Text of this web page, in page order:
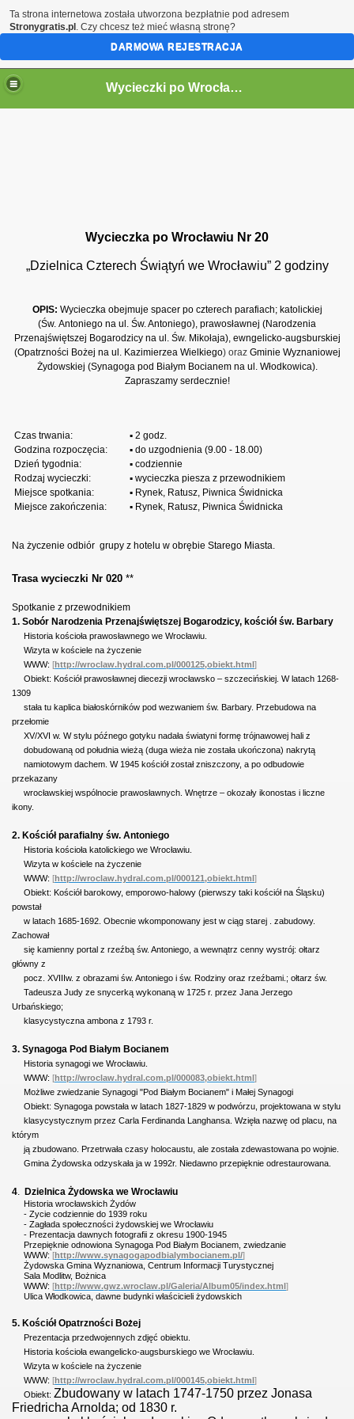
Wycieczki po Wrocławiu
Wycieczka po Wrocławiu Nr 20
„Dzielnica Czterech Świątyń we Wrocławiu” 2 godziny
OPIS: Wycieczka obejmuje spacer po czterech parafiach; katolickiej
(Św. Antoniego na ul. Św. Antoniego), prawosławnej (Narodzenia
Przenajświętszej Bogarodzicy na ul. Św. Mikołaja), ewngelicko-augsburskiej
(Opatrzności Bożej na ul. Kazimierzea Wielkiego) oraz Gminie Wyznaniowej
Żydowskiej (Synagoga pod Białym Bocianem na ul. Włodkowica).
Zapraszamy serdecznie!
Czas trwania:
Godzina rozpoczęcia:
Dzień tygodnia:
Rodzaj wycieczki:
Miejsce spotkania:
Miejsce zakończenia:
▪ 2 godz.
▪ do uzgodnienia (9.00 - 18.00)
▪ codziennie
▪ wycieczka piesza z przewodnikiem
▪ Rynek, Ratusz, Piwnica Świdnicka
▪ Rynek, Ratusz, Piwnica Świdnicka
Na życzenie odbiór grupy z hotelu w obrębie Starego Miasta.
Trasa wycieczki Nr 020 **
Spotkanie z przewodnikiem
1. Sobór Narodzenia Przenajświętszej Bogarodzicy, kościół św. Barbary
Historia kościoła prawosławnego we Wrocławiu.
Wizyta w kościele na życzenie
WWW: [http://wroclaw.hydral.com.pl/000125,obiekt.html]
Obiekt: Kościół prawosławnej diecezji wrocławsko – szczecińskiej. W latach 1268-
1309
stała tu kaplica białoskórników pod wezwaniem św. Barbary. Przebudowa na
przełomie
XV/XVI w. W stylu późnego gotyku nadała światyni formę trójnawowej hali z
dobudowaną od południa wieżą (duga wieża nie została ukończona) nakrytą
namiotowym dachem. W 1945 kościół został zniszczony, a po odbudowie
przekazany
wrocławskiej wspólnocie prawosławnych. Wnętrze – okozały ikonostas i liczne
ikony.
2. Kościół parafialny św. Antoniego
Historia kościoła katolickiego we Wrocławiu.
Wizyta w kościele na życzenie
WWW: [http://wroclaw.hydral.com.pl/000121,obiekt.html]
Obiekt: Kościół barokowy, emporowo-halowy (pierwszy taki kościół na Śląsku)
powstał
w latach 1685-1692. Obecnie wkomponowany jest w ciąg starej . zabudowy.
Zachował
się kamienny portal z rzeźbą św. Antoniego, a wewnątrz cenny wystrój: ołtarz
główny z
pocz. XVIIIw. z obrazami św. Antoniego i św. Rodziny oraz rzeźbami.; ołtarz św.
Tadeusza Judy ze snycerką wykonaną w 1725 r. przez Jana Jerzego
Urbańskiego;
klasycystyczna ambona z 1793 r.
3. Synagoga Pod Białym Bocianem
Historia synagogi we Wrocławiu.
WWW: [http://wroclaw.hydral.com.pl/000083,obiekt.html]
Możliwe zwiedzanie Synagogi "Pod Białym Bocianem" i Małej Synagogi
Obiekt: Synagoga powstała w latach 1827-1829 w podwórzu, projektowana w stylu
klasycystycznym przez Carla Ferdinanda Langhansa. Wzięła nazwę od placu, na
którym
ją zbudowano. Przetrwała czasy holocaustu, ale została zdewastowana po wojnie.
Gmina Żydowska odzyskała ja w 1992r. Niedawno przepięknie odrestaurowana.
4. Dzielnica Żydowska we Wrocławiu
Historia wrocławskich Żydów
- Zycie codziennie do 1939 roku
- Zagłada społeczności żydowskiej we Wrocławiu
- Prezentacja dawnych fotografii z okresu 1900-1945
Przepięknie odnowiona Synagoga Pod Białym Bocianem, zwiedzanie
WWW: [http://www.synagogapodbialymbocianem.pl/]
Żydowska Gmina Wyznaniowa, Centrum Informacji Turystycznej
Sala Modlitw, Bożnica
WWW: [http://www.gwz.wroclaw.pl/Galeria/Album05/index.html]
Ulica Włodkowica, dawne budynki właścicieli żydowskich
5. Kościół Opatrzności Bożej
Prezentacja przedwojennych zdjęć obiektu.
Historia kościoła ewangelicko-augsburskiego we Wrocławiu.
Wizyta w kościele na życzenie
WWW: [http://wroclaw.hydral.com.pl/000145,obiekt.html]
Obiekt: Zbudowany w latach 1747-1750 przez Jonasa
Friedricha Arnolda; od 1830 r.
Ta strona internetowa została utworzona bezpłatnie pod adresem
Stronygratis.pl . Czy chcesz też mieć własną stronę?
DARMOWA REJESTRACJA